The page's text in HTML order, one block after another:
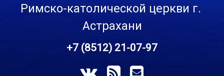
Римско-католической церкви г.
Астрахани
+7 (8512) 21-07-97
ВКонтакте
RSS E-mail